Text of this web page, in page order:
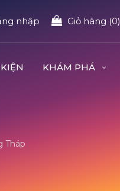
nhập Giỏ hàng (0)
KHÁM PHÁ
Tháp